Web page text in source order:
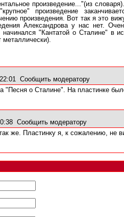
произведение..."(из
произведение
произведения. Вот так я это
Александрова у нас нет.
"Кантатой о Сталине" в
металлически).
Сообщить модератору
"Песня о Сталине". На пластинке
Сообщить модератору
же. Пластинку я, к сожалению, не